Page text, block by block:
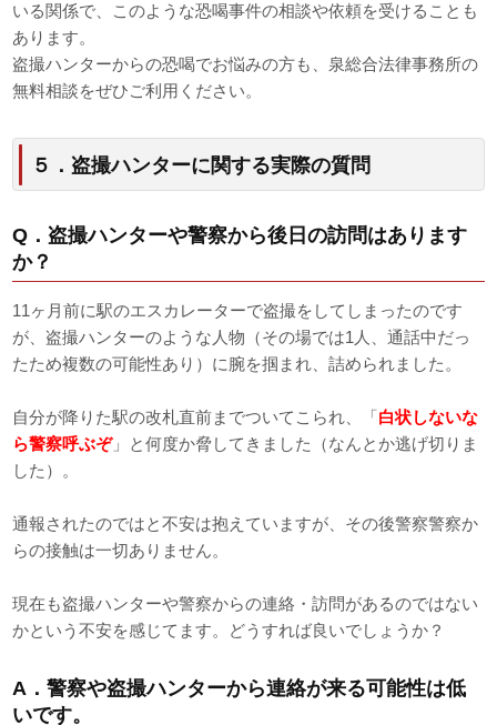
いる関係で、このような恐喝事件の相談や依頼を受けることも
あります。
盗撮ハンターからの恐喝でお悩みの方も、泉総合法律事務所の
無料相談をぜひご利用ください。
５．盗撮ハンターに関する実際の質問
Q．盗撮ハンターや警察から後日の訪問はあります
か？
11ヶ月前に駅のエスカレーターで盗撮をしてしまったのです
が、盗撮ハンターのような人物（その場では1人、通話中だっ
たため複数の可能性あり）に腕を掴まれ、詰められました。
自分が降りた駅の改札直前までついてこられ、「 白状しないな
ら警察呼ぶぞ」と何度か脅してきました（なんとか逃げ切りま
した）。
通報されたのではと不安は抱えていますが、その後警察警察か
らの接触は一切ありません。
現在も盗撮ハンターや警察からの連絡・訪問があるのではない
かという不安を感じてます。どうすれば良いでしょうか？
A．警察や盗撮ハンターから連絡が来る可能性は低
いです。